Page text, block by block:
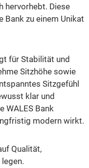
hervorhebt. Diese
Bank zu einem Unikat
für Stabilität und
Sitzhöhe sowie
Sitzgefühl
klar und
WALES Bank
modern wirkt.
Qualität,